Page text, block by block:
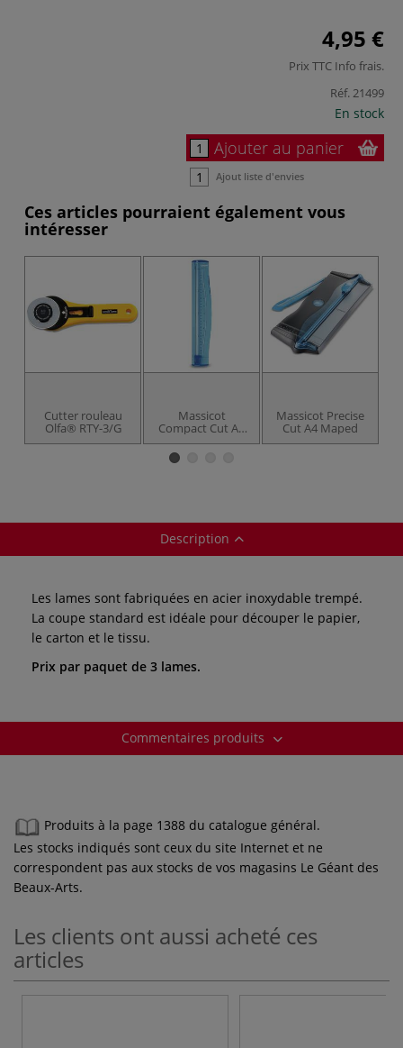
4,95 €
Prix TTC Info frais.
Réf.21499
En stock
Ajouter au panier
Ajout liste d'envies
Ces articles pourraient également vous
intéresser
Cutter rouleau
Olfa® RTY-3/G
Massicot
Compact Cut A4
Maped
Massicot Precise
Cut A4 Maped
Description
Les lames sont fabriquées en acier inoxydable trempé.
La coupe standard est idéale pour découper le papier,
le carton et le tissu.
Prix par paquet de 3 lames.
Commentaires produits
Produits à la page 1388 du catalogue général.
Les stocks indiqués sont ceux du site Internet et ne
correspondent pas aux stocks de vos magasins Le Géant des
Beaux-Arts.
Les clients ont aussi acheté ces
articles